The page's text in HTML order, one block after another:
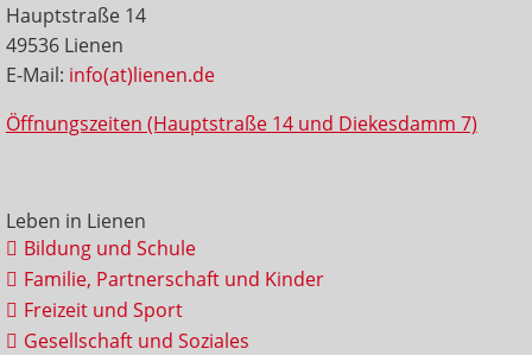
Hauptstraße 14
49536 Lienen
E-Mail: info(at)lienen.de
Öffnungszeiten (Hauptstraße 14 und Diekesdamm 7)
Leben in Lienen
Bildung und Schule
Familie, Partnerschaft und Kinder
Freizeit und Sport
Gesellschaft und Soziales